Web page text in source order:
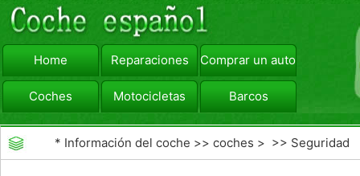
Home Reparaciones Comprar un automóvil
Coches Motocicletas Barcos
viajar Camiones
* Información del coche >>coches > >> Seguridad